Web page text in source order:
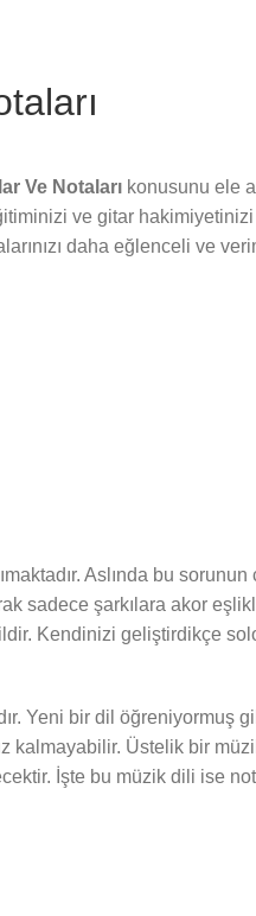
Ve Notaları konusunu ele
ve gitar
daha eğlenceli ve
Aslında bu sorunun
sadece şarkılara akor
Kendinizi geliştirdikçe
Yeni bir dil
kalmayabilir. Üstelik bir
İşte bu müzik dili ise